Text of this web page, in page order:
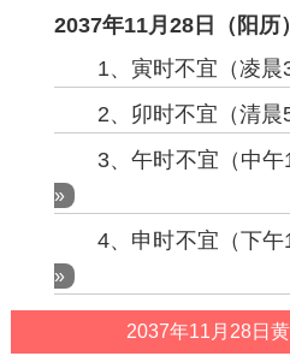
2037年11月28日（阳历
1、寅时不宜（凌晨
2、卯时不宜（清晨
3、午时不宜（中午
»
4、申时不宜（下午
»
2037年11月28日